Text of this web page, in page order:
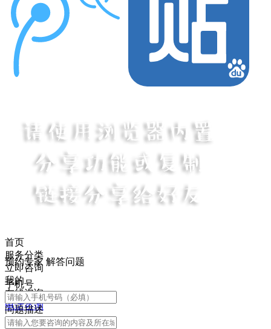
首页
服务分类
立即咨询
我的
在线咨询
电话咨询
预约专家 解答问题
手机号
问题描述